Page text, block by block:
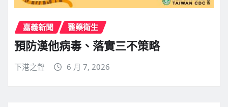
嘉義新聞 醫藥衛生
預防漢他病毒、落實三不策略
下港之聲 6 月 7, 2026